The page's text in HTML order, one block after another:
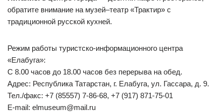
обратите внимание на музей–театр «Трактир» с
традиционной русской кухней.
Режим работы туристско-информационного центра
«Елабуга»:
С 8.00 часов до 18.00 часов без перерыва на обед.
Адрес: Республика Татарстан, г. Елабуга, ул. Гассара, д. 9.
Тел./факс: +7 (85557) 7-86-68, +7 (917) 871-75-01
E-mail: elmuseum@mail.ru